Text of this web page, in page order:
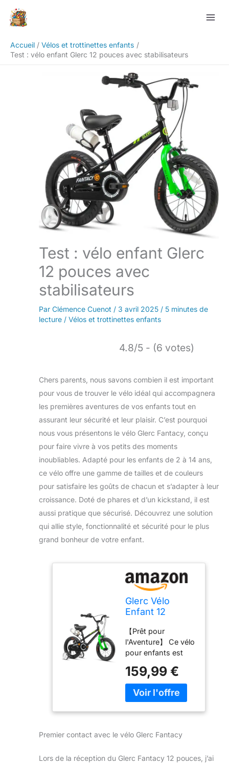
Accueil
Vélos et trottinettes enfants
Test : vélo enfant Glerc 12 pouces avec stabilisateurs
Test : vélo enfant Glerc
12 pouces avec
stabilisateurs
Par Clémence Cuenot / 3 avril 2025 / 5 minutes de
lecture / Vélos et trottinettes enfants
4.8/5 - (6 votes)
Chers parents, nous savons combien il est important
pour vous de trouver le vélo idéal qui accompagnera
les premières aventures de vos enfants tout en
assurant leur sécurité et leur plaisir. C’est pourquoi
nous vous présentons le vélo Glerc Fantacy, conçu
pour faire vivre à vos petits des moments
inoubliables. Adapté pour les enfants de 2 à 14 ans,
ce vélo offre une gamme de tailles et de couleurs
pour satisfaire les goûts de chacun et s’adapter à leur
croissance. Doté de phares et d’un kickstand, il est
aussi pratique que sécurisé. Découvrez une solution
qui allie style, fonctionnalité et sécurité pour le plus
grand bonheur de votre enfant.
Glerc Vélo
Enfant 12
Roues
stabilisatrices &
Porte-bidon
pour garçons et
Filles de 1 2 3 4
Ans, Noir
【Prêt pour
l'Aventure】 Ce vélo
pour enfants est
gourde et
parfaitement adapté
aux aventures en
pneus robustes
stabilité et une
159,99 €
Premier contact avec le vélo Glerc Fantacy
Lors de la réception du Glerc Fantacy 12 pouces, j’ai
Rechercher